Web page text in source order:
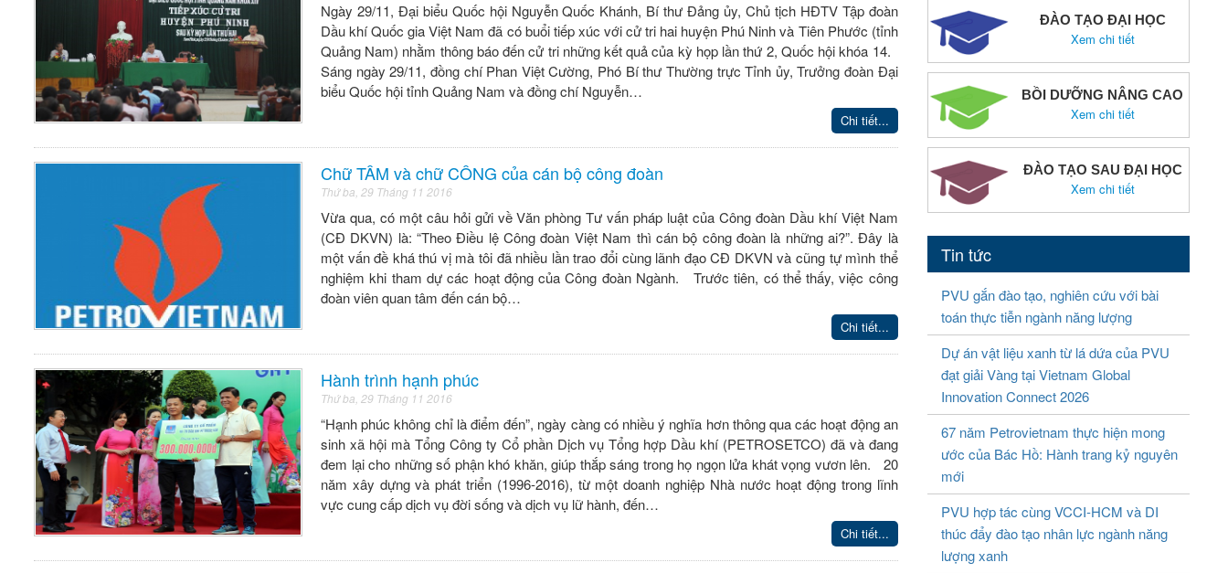
Ngày 29/11, Đại biểu Quốc hội Nguyễn Quốc Khánh, Bí thư Đảng ủy, Chủ tịch HĐTV Tập đoàn
Dầu khí Quốc gia Việt Nam đã có buổi tiếp xúc với cử tri hai huyện Phú Ninh và Tiên Phước (tỉnh
Quảng Nam) nhằm thông báo đến cử tri những kết quả của kỳ họp lần thứ 2, Quốc hội khóa 14.
Sáng ngày 29/11, đồng chí Phan Việt Cường, Phó Bí thư Thường trực Tỉnh ủy, Trưởng đoàn Đại
biểu Quốc hội tỉnh Quảng Nam và đồng chí Nguyễn…
Chi tiết...
Chữ TÂM và chữ CÔNG của cán bộ công đoàn
Thứ ba, 29 Tháng 11 2016
Vừa qua, có một câu hỏi gửi về Văn phòng Tư vấn pháp luật của Công đoàn Dầu khí Việt Nam
(CĐ DKVN) là: “Theo Điều lệ Công đoàn Việt Nam thì cán bộ công đoàn là những ai?”. Đây là
một vấn đề khá thú vị mà tôi đã nhiều lần trao đổi cùng lãnh đạo CĐ DKVN và cũng tự mình thể
nghiệm khi tham dự các hoạt động của Công đoàn Ngành. Trước tiên, có thể thấy, việc công
đoàn viên quan tâm đến cán bộ…
Chi tiết...
Hành trình hạnh phúc
Thứ ba, 29 Tháng 11 2016
“Hạnh phúc không chỉ là điểm đến”, ngày càng có nhiều ý nghĩa hơn thông qua các hoạt động an
sinh xã hội mà Tổng Công ty Cổ phần Dịch vụ Tổng hợp Dầu khí (PETROSETCO) đã và đang
đem lại cho những số phận khó khăn, giúp thắp sáng trong họ ngọn lửa khát vọng vươn lên. 20
năm xây dựng và phát triển (1996-2016), từ một doanh nghiệp Nhà nước hoạt động trong lĩnh
vực cung cấp dịch vụ đời sống và dịch vụ lữ hành, đến…
Chi tiết...
ĐÀO TẠO ĐẠI HỌC
Xem chi tiết
BỒI DƯỠNG NÂNG CAO
Xem chi tiết
ĐÀO TẠO SAU ĐẠI HỌC
Xem chi tiết
Tin tức
PVU gắn đào tạo, nghiên cứu với bài
toán thực tiễn ngành năng lượng
Dự án vật liệu xanh từ lá dứa của PVU
đạt giải Vàng tại Vietnam Global
Innovation Connect 2026
67 năm Petrovietnam thực hiện mong
ước của Bác Hồ: Hành trang kỷ nguyên
mới
PVU hợp tác cùng VCCI-HCM và DI
thúc đẩy đào tạo nhân lực ngành năng
lượng xanh